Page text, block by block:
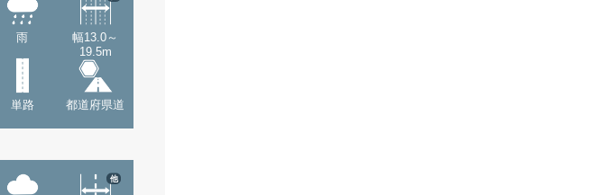
雨
幅13.0～
19.5m
単路 都道府県道
他